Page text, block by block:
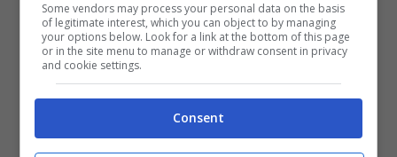
Niente Sant’Anna, quindi, ma al ‘Maria
Vittoria‘. Una volta giunto sul posto ha
richiamato l’attenzione dei medici e del
personale sanitario suonando più volte il
Some vendors may process your personal data on the basis
of legitimate interest, which you can object to by managing
your options below. Look for a link at the bottom of this page
or in the site menu to manage or withdraw consent in privacy
and cookie settings.
Consent